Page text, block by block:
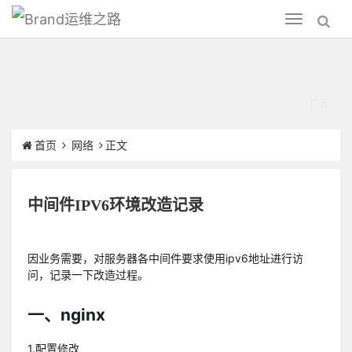
Toggle
navigation
运维之路
首页 网络 正文
中间件IPV6环境改造记录
因业务需要，对服务器各中间件要求使用ipv6地址进行访
问，记录一下改造过程。
一、nginx
1.配置修改